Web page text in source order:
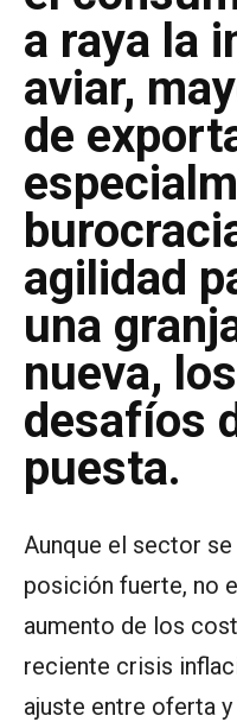
a raya la
aviar,
de
agilidad
una
nueva,
desafíos
puesta.
Aunque el sector se
posición fuerte, no
aumento de los
reciente crisis
ajuste entre oferta